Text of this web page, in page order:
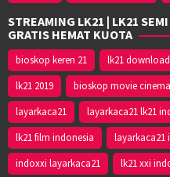
STREAMING LK21 | LK21
GRATIS HEMAT KUOTA
bioskop keren 21 lk21 download
lk21 2019
bioskop movie
layarkaca21
layarkaca21 lk21
lk21 film indonesia
layarkaca21
indoxxi layarkaca21
lk21 xxi